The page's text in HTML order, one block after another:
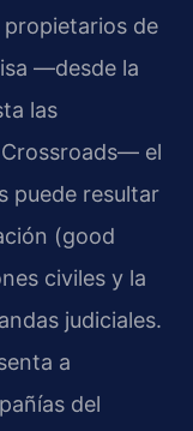
propietarios de
—desde la
las
el
puede resultar
(good
civiles y la
judiciales.
a
del